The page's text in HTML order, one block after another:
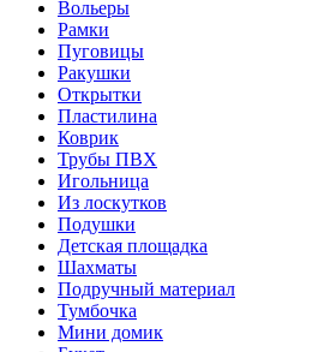
Вольеры
Рамки
Пуговицы
Ракушки
Открытки
Пластилина
Коврик
Трубы ПВХ
Игольница
Из лоскутков
Подушки
Детская площадка
Шахматы
Подручный материал
Тумбочка
Мини домик